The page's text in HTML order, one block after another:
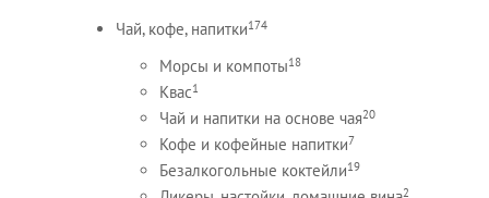
Чай, кофе, напитки174
Морсы и компоты18
Квас1
Чай и напитки на основе чая20
Кофе и кофейные напитки7
Безалкогольные коктейли19
2